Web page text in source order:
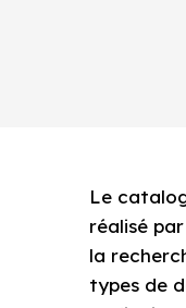
Le
réalisé
la
types de